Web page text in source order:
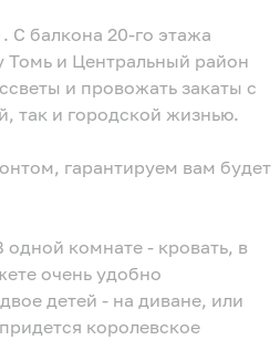
С балкона 20-го этажа
и Центральный район
и провожать закаты с
так и городской жизнью.
гарантируем вам будет
комнате - кровать, в
очень удобно
детей - на диване, или
королевское